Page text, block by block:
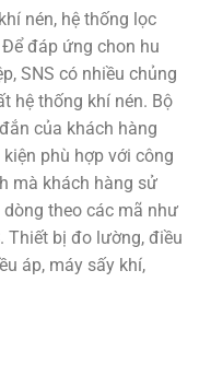
nén, hệ thống lọc
đáp ứng chon hu
SNS có nhiều chủng
hệ thống khí nén. Bộ
của khách hàng
phù hợp với công
mà khách hàng sử
theo các mã như
Thiết bị đo lường, điều
áp, máy sấy khí,